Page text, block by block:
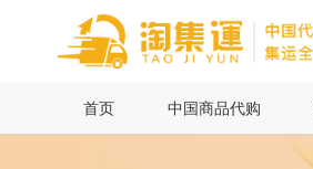
首页 中国商品代购